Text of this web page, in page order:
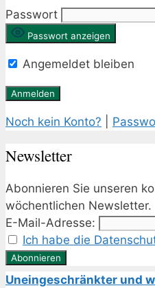
Passwort
Passwort anzeigen
Angemeldet bleiben
Noch kein Konto?
Newsletter
Abonnieren Sie unseren
wöchentlichen Newsletter.
E-Mail-Adresse:
Ich habe die
Uneingeschränkter und